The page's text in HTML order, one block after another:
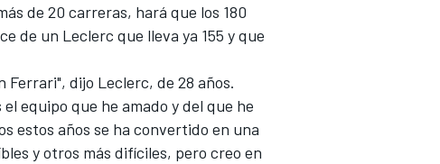
de 20 carreras, hará que los 180
de un Leclerc que lleva ya 155 y que
dijo Leclerc, de 28 años.
equipo que he amado y del que he
estos años se ha convertido en una
y otros más difíciles, pero creo en